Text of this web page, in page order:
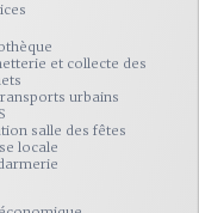
et collecte des
urbains
salle des fêtes
locale